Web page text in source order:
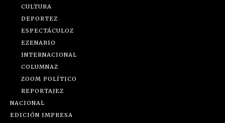
CULTURA
DEPORTEZ
ESPECTÁCULOZ
EZENARIO
INTERNACIONAL
COLUMNAZ
ZOOM POLÍTICO
REPORTAJEZ
NACIONAL
EDICIÓN IMPRESA